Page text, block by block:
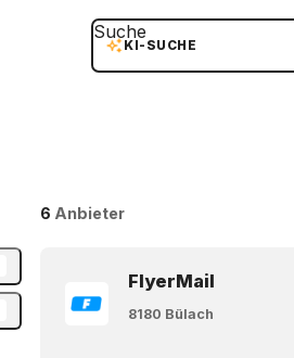
KI-SUCHE
Suche
6 Anbieter
FlyerMail
8180 Bülach